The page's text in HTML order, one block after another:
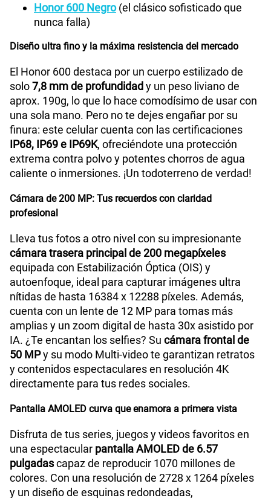
Honor 600 Negro(el clásico sofisticado que
nunca falla)
Diseño ultra fino y la máxima resistencia del mercado
El Honor 600 destaca por un cuerpo estilizado de
solo7,8 mm de profundidady un peso liviano de
aprox. 190g, lo que lo hace comodísimo de usar con
una sola mano. Pero no te dejes engañar por su
finura: este celular cuenta con las certificaciones
IP68, IP69 e IP69K, ofreciéndote una protección
extrema contra polvo y potentes chorros de agua
caliente o inmersiones. ¡Un todoterreno de verdad!
Cámara de 200 MP: Tus recuerdos con claridad
profesional
Lleva tus fotos a otro nivel con su impresionante
cámara trasera principal de 200 megapíxeles
equipada con Estabilización Óptica (OIS) y
autoenfoque, ideal para capturar imágenes ultra
nítidas de hasta 16384 x 12288 píxeles. Además,
cuenta con un lente de 12 MP para tomas más
amplias y un zoom digital de hasta 30x asistido por
IA. ¿Te encantan los selfies? Su cámara frontal de
50 MPy su modo Multi-video te garantizan retratos
y contenidos espectaculares en resolución 4K
directamente para tus redes sociales.
Pantalla AMOLED curva que enamora a primera vista
Disfruta de tus series, juegos y videos favoritos en
una espectacular pantalla AMOLED de 6.57
pulgadascapaz de reproducir 1070 millones de
colores. Con una resolución de 2728 x 1264 píxeles
y un diseño de esquinas redondeadas,